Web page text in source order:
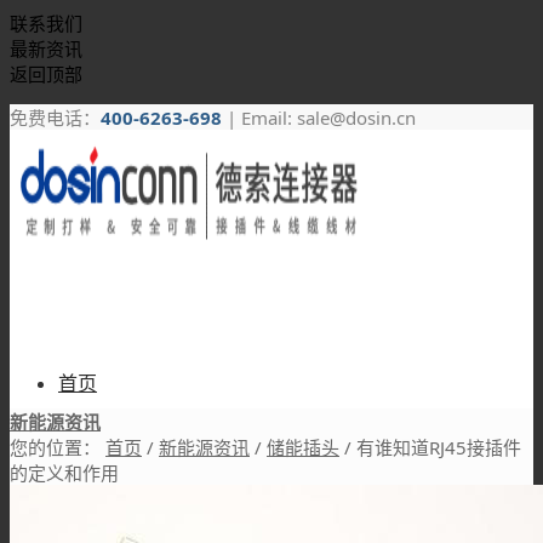
联系我们
最新资讯
返回顶部
免费电话： 400-6263-698 | Email: sale@dosin.cn
首页
新能源资讯
您的位置：
首页 / 新能源资讯 / 储能插头 / 有谁知道RJ45接插件
的定义和作用